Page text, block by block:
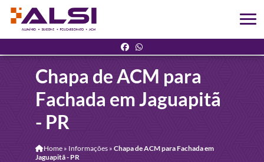
Chapa de ACM para
Fachada em Jaguapitã
- PR
Home» Informações » Chapa de ACM para Fachada em
Jaguapitã - PR